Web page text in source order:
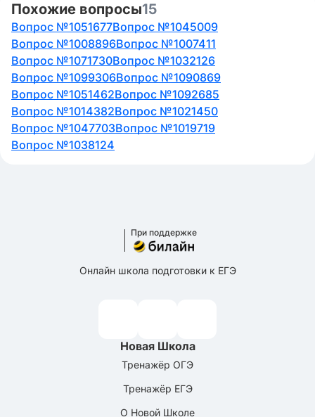
Похожие вопросы15
Вопрос №1051677Вопрос №1045009
Вопрос №1008896Вопрос №1007411
Вопрос №1071730Вопрос №1032126
Вопрос №1099306Вопрос №1090869
Вопрос №1051462Вопрос №1092685
Вопрос №1014382Вопрос №1021450
Вопрос №1047703Вопрос №1019719
Вопрос №1038124
При поддержке
Онлайн школа подготовки к ЕГЭ
Новая Школа
Тренажёр ОГЭ
Тренажёр ЕГЭ
О Новой Школе